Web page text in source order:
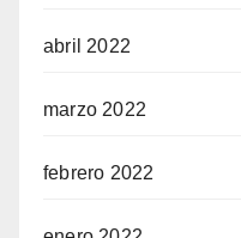
abril 2022
marzo 2022
febrero 2022